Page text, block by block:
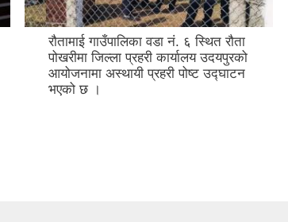
रौतामाई गाउँपालिका वडा नं. ६ स्थित रौता
पोखरीमा जिल्ला प्रहरी कार्यालय उदयपुरको
आयोजनामा अस्थायी प्रहरी पोष्ट उद्घाटन
भएको छ ।